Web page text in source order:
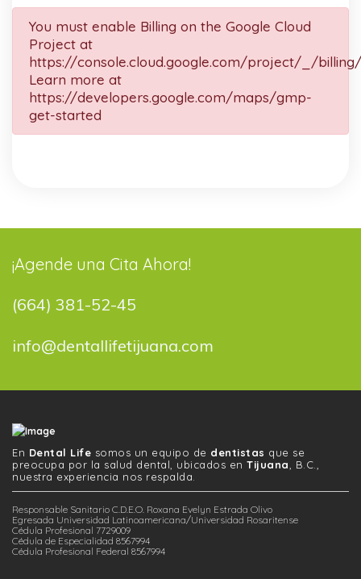
You must enable Billing on the Google Cloud
Project at
https://console.cloud.google.com/project/_/
Learn more at
https://developers.google.com/maps/gmp-
get-started
¡Agende una Cita Ahora!
(664) 381-52-45
info@dentallifetijuana.com
En Dental Life somos un equipo de dentistas que se
preocupa por la salud dental, ubicados en Tijuana , B.C.,
nuestra experiencia nos respalda.
Responsable Sanitario C.D.E.O. Roxana Evelyn Estrada Olivo
Egresada Universidad Latinoamericana/Universidad Rosaritense
Cédula Profesional 7729009
Cédula de Especialidad 8567994
Cédula Profesional Federal 8567994